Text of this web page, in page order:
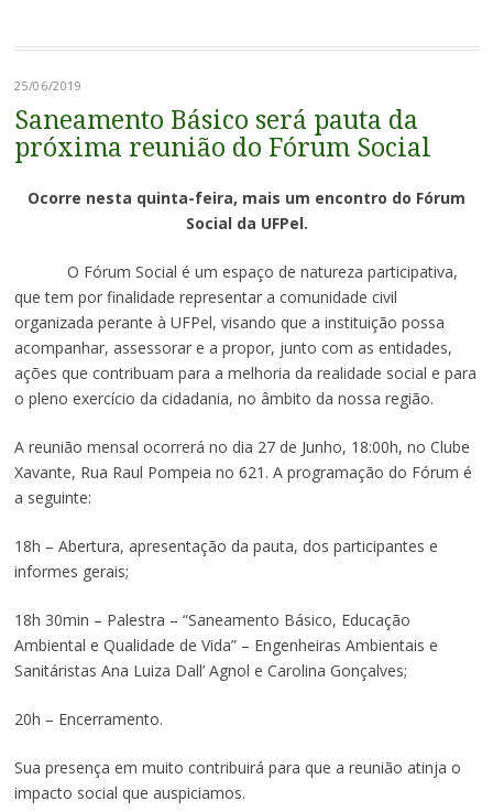
25/06/2019
Saneamento Básico será pauta da
próxima reunião do Fórum Social
Ocorre nesta quinta-feira, mais um encontro do Fórum
Social da UFPel.
O Fórum Social é um espaço de natureza participativa,
que tem por finalidade representar a comunidade civil
organizada perante à UFPel, visando que a instituição possa
acompanhar, assessorar e a propor, junto com as entidades,
ações que contribuam para a melhoria da realidade social e para
o pleno exercício da cidadania, no âmbito da nossa região.
A reunião mensal ocorrerá no dia 27 de Junho, 18:00h, no Clube
Xavante, Rua Raul Pompeia no 621. A programação do Fórum é
a seguinte:
18h – Abertura, apresentação da pauta, dos participantes e
informes gerais;
18h 30min – Palestra – “Saneamento Básico, Educação
Ambiental e Qualidade de Vida” – Engenheiras Ambientais e
Sanitáristas Ana Luiza Dall’ Agnol e Carolina Gonçalves;
20h – Encerramento.
Sua presença em muito contribuirá para que a reunião atinja o
impacto social que auspiciamos.